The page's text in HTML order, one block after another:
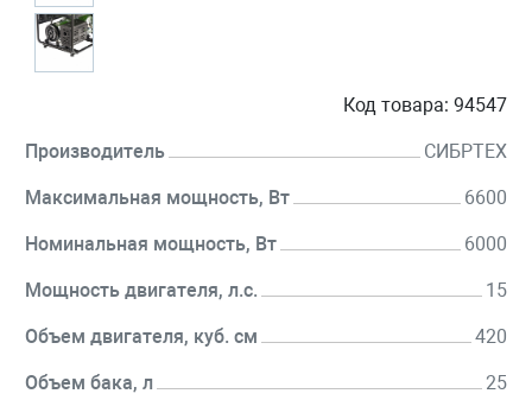
Код товара: 94547
Производитель СИБРТЕХ
Максимальная мощность, Вт 6600
Номинальная мощность, Вт 6000
Мощность двигателя, л.с. 15
Объем двигателя, куб. см 420
Объем бака, л 25